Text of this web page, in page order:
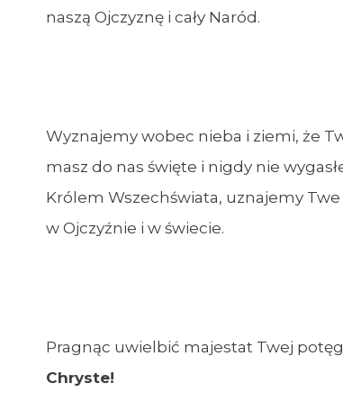
naszą Ojczyznę i cały Naród.
Wyznajemy wobec nieba i ziemi, że
masz do nas święte i nigdy nie
Królem Wszechświata, uznajemy
w Ojczyźnie i w świecie.
Pragnąc uwielbić majestat Twej potęgi
Chryste!